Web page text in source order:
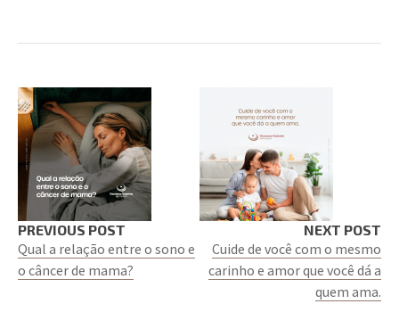
PREVIOUS POST
Qual a relação entre o sono e
o câncer de mama?
NEXT POST
Cuide de você com o mesmo
carinho e amor que você dá a
quem ama.